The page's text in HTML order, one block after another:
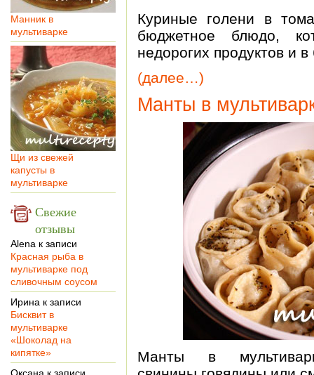
Манник в
мультиварке
Щи из свежей
капусты в
мультиварке
Свежие
отзывы
Alena к записи
Красная рыба в
мультиварке под
сливочным соусом
Ирина к записи
Бисквит в
мультиварке
«Шоколад на
кипятке»
Куриные голени в
бюджетное блюдо,
недорогих продуктов и
(далее…)
Манты в
Манты в